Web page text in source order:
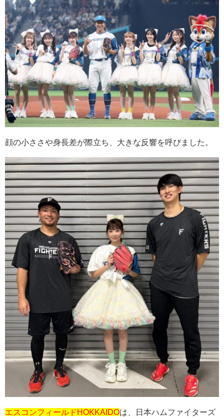
顔の小ささや身長差が際立ち、大きな反響を呼びました。
エスコンフィールドHOKKAIDOは、日本ハムファイターズ